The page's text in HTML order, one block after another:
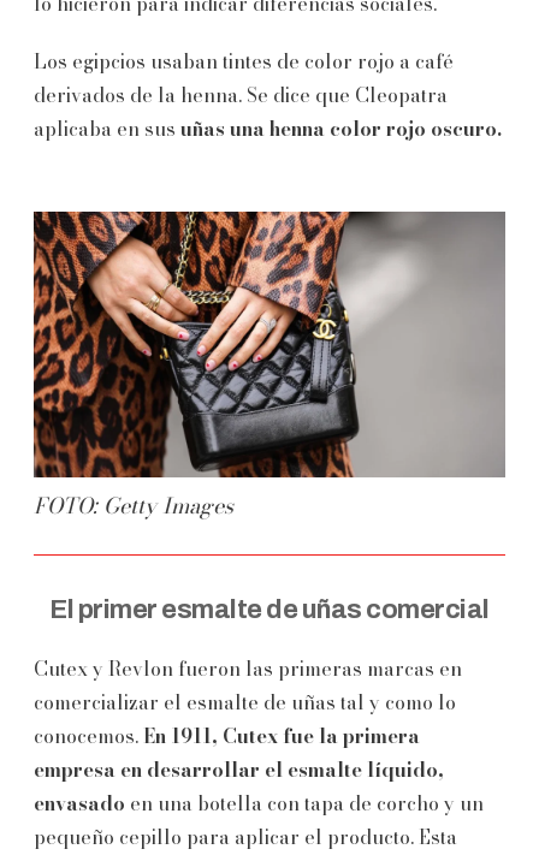
Los egipcios usaban tintes de color rojo a café
derivados de la henna. Se dice que Cleopatra
aplicaba en sus uñas una henna color rojo oscuro.
FOTO: Getty Images
El primer esmalte de uñas comercial
Cutex y Revlon fueron las primeras marcas en
comercializar el esmalte de uñas tal y como lo
conocemos. En 1911, Cutex fue la primera
empresa en desarrollar el esmalte líquido,
envasado en una botella con tapa de corcho y un
pequeño cepillo para aplicar el producto. Esta